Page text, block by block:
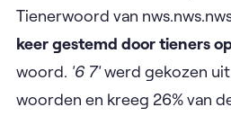
Tienerwoord van
keer gestemd door tieners
woord. '6 7'werd gekozen
woorden en kreeg 26% van